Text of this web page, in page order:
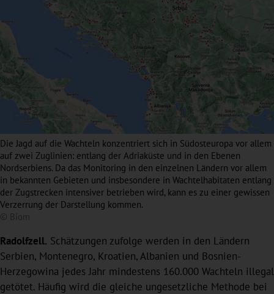
Die Jagd auf die Wachteln konzentriert sich in Südosteuropa vor allem
auf zwei Zuglinien: entlang der Adriaküste und in den Ebenen
Nordserbiens. Da das Monitoring in den einzelnen Ländern vor allem
in bekannten Gebieten und insbesondere in Wachtelhabitaten entlang
der Zugstrecken intensiver betrieben wird, kann es zu einer gewissen
Verzerrung der Darstellung kommen.
© Biom
Radolfzell. Schätzungen zufolge werden in den Ländern
Serbien, Montenegro, Kroatien, Albanien und Bosnien-
Herzegowina jedes Jahr mindestens 160.000 Wachteln illegal
getötet. Häufig wird die gleiche ungesetzliche Methode bei